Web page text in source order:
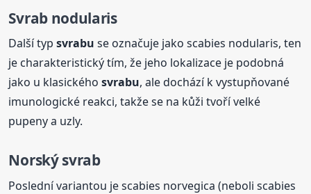
Svrab nodularis
Další typsvrabu se označuje jako scabies nodularis, ten
je charakteristický tím, že jeho lokalizace je podobná
jako u klasickéhosvrabu, ale dochází k vystupňované
imunologické reakci, takže se na kůži tvoří velké
pupeny a uzly.
Norský svrab
Poslední variantou je scabies norvegica (neboli scabies